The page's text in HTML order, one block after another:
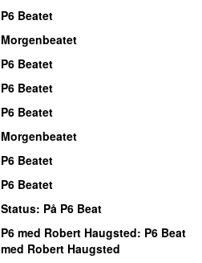
P6 Beatet
Morgenbeatet
P6 Beatet
P6 Beatet
P6 Beatet
Morgenbeatet
P6 Beatet
P6 Beatet
Status: På P6 Beat
P6 med Robert Haugsted: P6 Beat
med Robert Haugsted